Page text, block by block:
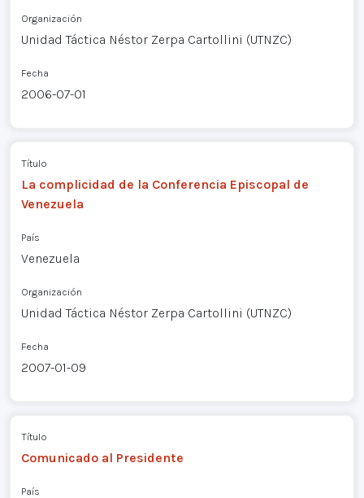
Organización
Unidad Táctica Néstor Zerpa Cartollini (UTNZC)
Fecha
2006-07-01
Título
La complicidad de la Conferencia Episcopal de
Venezuela
País
Venezuela
Organización
Unidad Táctica Néstor Zerpa Cartollini (UTNZC)
Fecha
2007-01-09
Título
Comunicado al Presidente
País